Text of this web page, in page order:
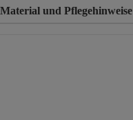
Material und Pflegehinweise